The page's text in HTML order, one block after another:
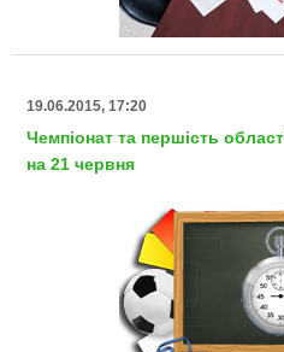
19.06.2015, 17:20
Чемпіонат та першість
на 21 червня